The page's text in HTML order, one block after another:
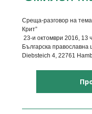
Среща-разговор на
Крит”
23-и октомври 2016, 13
Българска
Diebsteich 4, 22761